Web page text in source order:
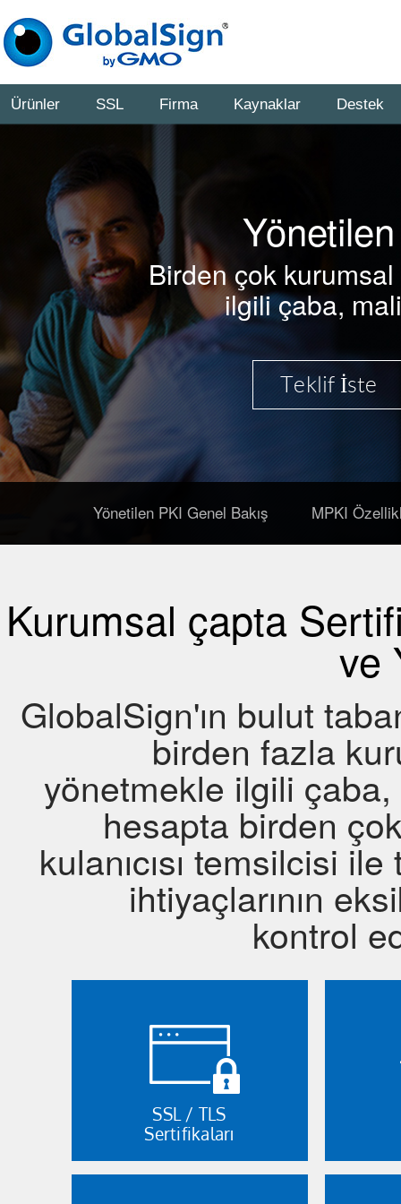
Ürünler SSL Firma Kaynaklar Destek
Birden çok
ilgili çaba,
Teklif İste
Yönetilen PKI Genel Bakış MPKI
Kurumsal çapta
ve
GlobalSign'ın bulut
birden fazla
yönetmekle ilgili çaba,
hesapta birden
kulanıcısı temsilcisi
ihtiyaçlarının
kontrol
SSL / TLS
Sertifikaları